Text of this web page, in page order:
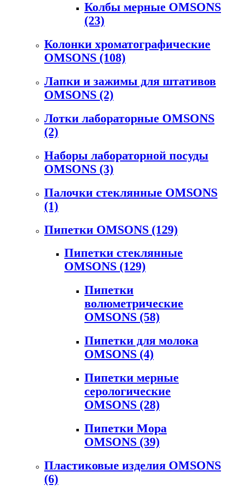
Колбы мерные OMSONS
(23)
Колонки хроматографические
OMSONS (108)
Лапки и зажимы для штативов
OMSONS (2)
Лотки лабораторные OMSONS
(2)
Наборы лабораторной посуды
OMSONS (3)
Палочки стеклянные OMSONS
(1)
Пипетки OMSONS (129)
Пипетки стеклянные
OMSONS (129)
Пипетки
волюметрические
OMSONS (58)
Пипетки для молока
OMSONS (4)
Пипетки мерные
серологические
OMSONS (28)
Пипетки Мора
OMSONS (39)
Пластиковые изделия OMSONS
(6)